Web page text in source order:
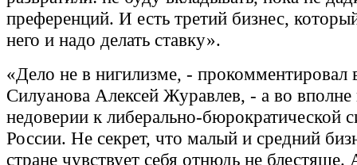
преференций. И есть третий бизнес,
него и надо делать ставку».
«Дело не в нигилизме, - прокомментировал
Силуанова Алексей Журавлев, - а во
недоверии к либерально-бюрократической
России. Не секрет, что малый и средний
стране чувствует себя отнюдь не